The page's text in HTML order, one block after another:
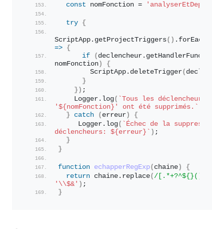
const nomFonction =
try {
ScriptApp. getProjectTriggers( ) . forEach
=> {
if
( declencheur. getHandlerFunction
nomFonction )
{
        ScriptApp.
deleteTrigger(
}
} ) ;
    Logger.
log( `Tous les déclencheurs
' ${nomFonction} ' ont été supprimés.`
}
catch ( erreur )
{
     Logger.
log( `Échec de la suppression
déclencheurs: ${erreur} ` ) ;
}
}
function echapperRegExp( chaine )
{
return chaine. replace( /
' \\$&' ) ;
}